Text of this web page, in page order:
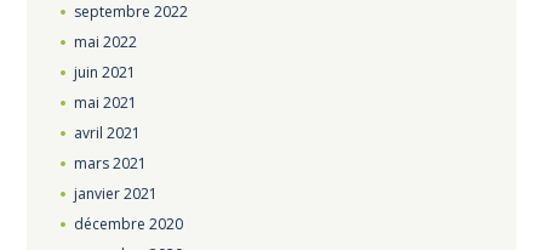
septembre 2022
mai 2022
juin 2021
mai 2021
avril 2021
mars2021
janvier2021
décembre 2020